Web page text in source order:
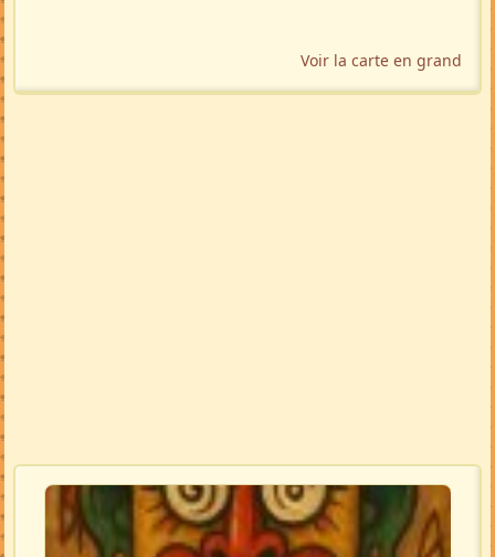
Voir la carte en grand